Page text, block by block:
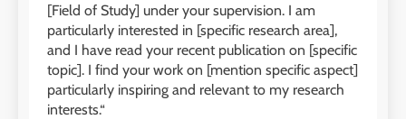
[Field of Study] under your supervision. I am
particularly interested in [specific research area],
and I have read your recent publication on [specific
topic]. I find your work on [mention specific aspect]
particularly inspiring and relevant to my research
interests.“